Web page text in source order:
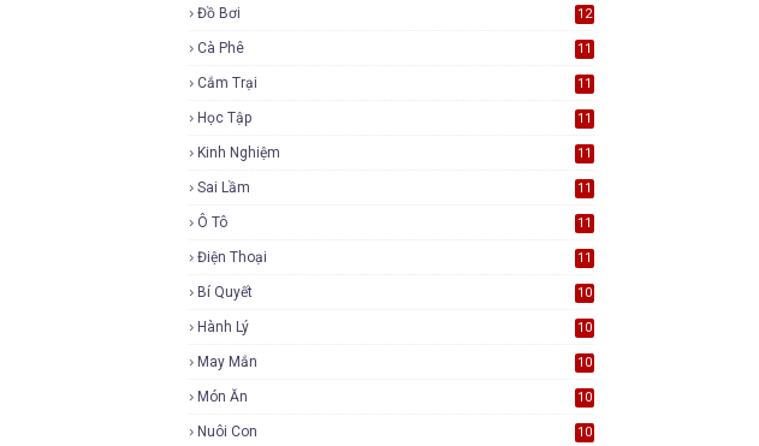
Đồ Bơi 12
Cà Phê 11
Cắm Trại 11
Học Tập 11
Kinh Nghiệm 11
Sai Lầm 11
Ô Tô 11
Điện Thoại 11
Bí Quyết 10
Hành Lý 10
May Mắn 10
Món Ăn 10
Nuôi Con 10